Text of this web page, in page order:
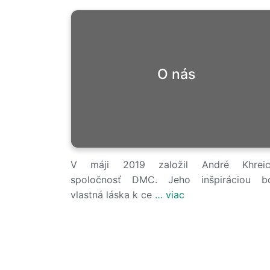
O nás
V máji 2019 založil André
spoločnosť DMC. Jeho inšpiráciou
vlastná láska k ce … viac